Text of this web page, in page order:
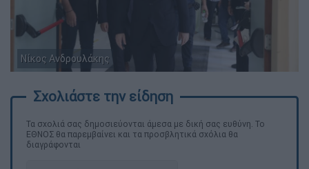
Νίκος Ανδρουλάκης
Τα σχολιά σας δημοσιεύονται άμεσα με δική σας ευθύνη. Το
ΕΘΝΟΣ θα παρεμβαίνει και τα προσβλητικά σχόλια θα
διαγράφονται